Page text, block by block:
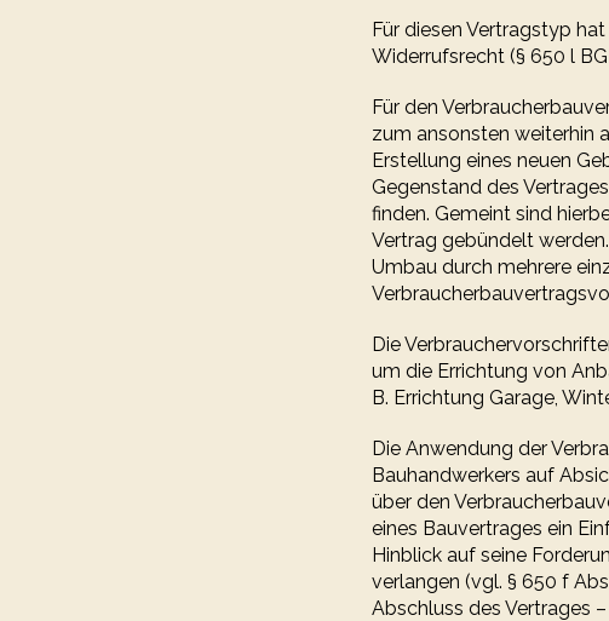
Für diesen Vertragstyp
Widerrufsrecht (§ 650 l
Für den
zum ansonsten weiterhin
Erstellung eines neuen
Gegenstand des
finden. Gemeint sind
Vertrag gebündelt
Umbau durch mehrere
Die
um die Errichtung von
B. Errichtung Garage,
Die Anwendung der
Bauhandwerkers auf
über den
eines Bauvertrages ein
Hinblick auf seine
verlangen (vgl. § 650 f
Abschluss des Vertrages